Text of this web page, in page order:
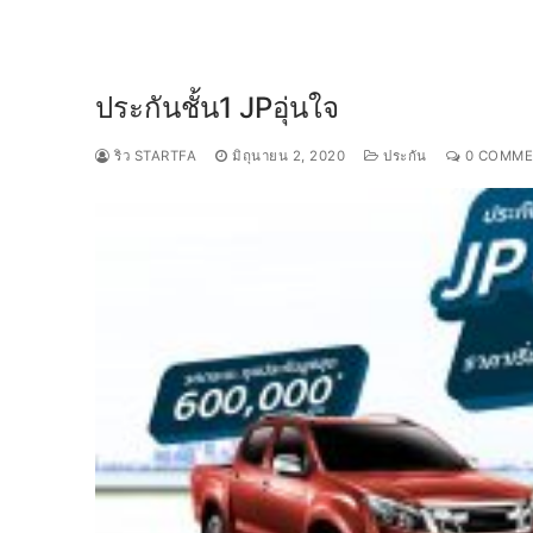
ประกันชั้น1 JPอุ่นใจ
ริว STARTFA มิถุนายน 2, 2020 ประกัน 0